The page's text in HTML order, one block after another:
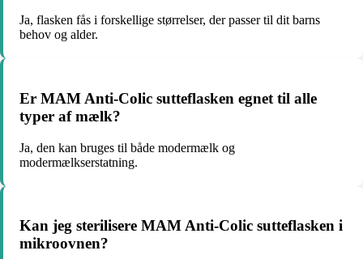
Ja, flasken fås i forskellige størrelser, der passer til dit barns
behov og alder.
Er MAM Anti-Colic sutteflasken egnet til alle
typer af mælk?
Ja, den kan bruges til både modermælk og
modermælkserstatning.
Kan jeg sterilisere MAM Anti-Colic sutteflasken i
mikroovnen?